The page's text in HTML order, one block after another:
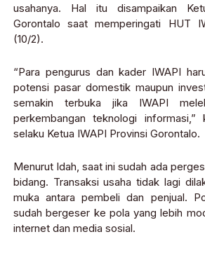
usahanya. Hal itu disampaikan
Gorontalo saat memperingati HUT
(10/2).
“Para pengurus dan kader IWAPI
potensi pasar domestik maupun
semakin terbuka jika IWAPI
perkembangan teknologi informasi,”
selaku Ketua IWAPI Provinsi Gorontalo.
Menurut Idah, saat ini sudah ada
bidang. Transaksi usaha tidak lagi
muka antara pembeli dan penjual.
sudah bergeser ke pola yang lebih
internet dan media sosial.